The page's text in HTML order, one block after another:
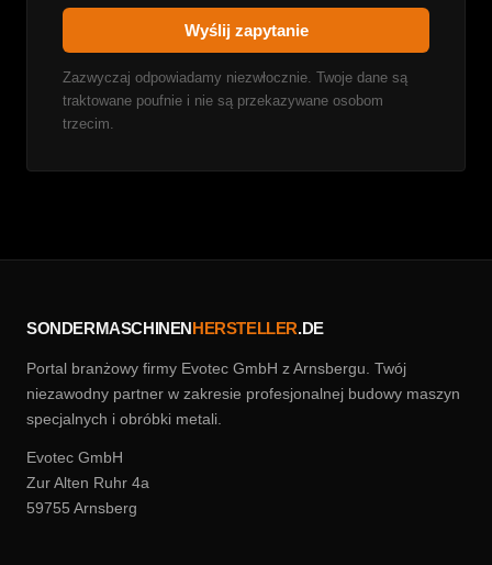
Wyślij zapytanie
Zazwyczaj odpowiadamy niezwłocznie. Twoje dane są
traktowane poufnie i nie są przekazywane osobom
trzecim.
SONDERMASCHINEN HERSTELLER.DE
Portal branżowy firmy Evotec GmbH z Arnsbergu. Twój
niezawodny partner w zakresie profesjonalnej budowy maszyn
specjalnych i obróbki metali.
Evotec GmbH
Zur Alten Ruhr 4a
59755 Arnsberg